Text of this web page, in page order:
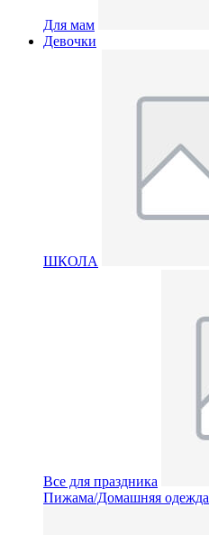
Для мам
Девочки
ШКОЛА
Все для праздника
Пижама/Домашняя одежда